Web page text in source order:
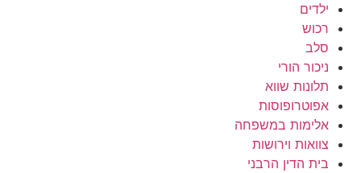
ילדים
רכוש
סלב
ניכור הורי
תלונות שווא
אפוטרופוסות
אלימות במשפחה
צוואות וירושות
בית הדין הרבני